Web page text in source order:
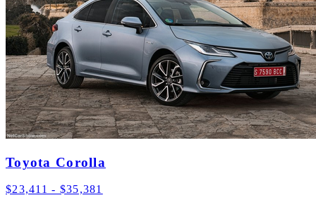
Toyota Corolla
$23,411 - $35,381